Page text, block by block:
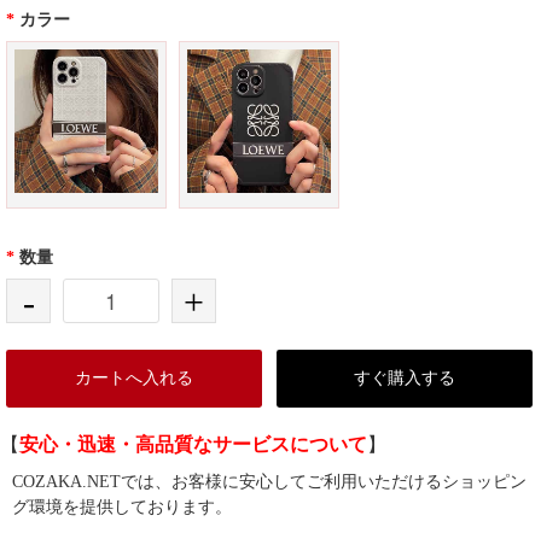
* カラー
* 数量
- +
カートへ入れる すぐ購入する
【安心・迅速・高品質なサービスについて 】
COZAKA.NETでは、お客様に安心してご利用いただけるショッピン
グ環境を提供しております。